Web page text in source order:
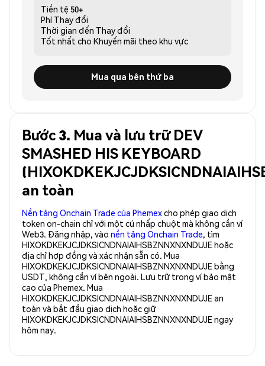
Tiền tệ 50+
Phí Thay đổi
Thời gian đến Thay đổi
Tốt nhất cho Khuyến mãi theo khu vực
Mua qua bên thứ ba
Bước 3. Mua và lưu trữ DEV
SMASHED HIS KEYBOARD
an toàn
Nền tảng Onchain Trade của Phemexcho phép giao dịch
token on-chain chỉ với một cú nhấp chuột mà không cần ví
Web3. Đăng nhập, vào nền tảng Onchain Trade, tìm
HIXOKDKEKJCJDKSICNDNAIAIHSBZNNXNXNDUJE hoặc
địa chỉ hợp đồng và xác nhận sẵn có. Mua
HIXOKDKEKJCJDKSICNDNAIAIHSBZNNXNXNDUJE bằng
USDT, không cần ví bên ngoài. Lưu trữ trong ví bảo mật
cao của Phemex. Mua
HIXOKDKEKJCJDKSICNDNAIAIHSBZNNXNXNDUJE an
toàn và bắt đầu giao dịch hoặc giữ
HIXOKDKEKJCJDKSICNDNAIAIHSBZNNXNXNDUJE ngay
hôm nay.